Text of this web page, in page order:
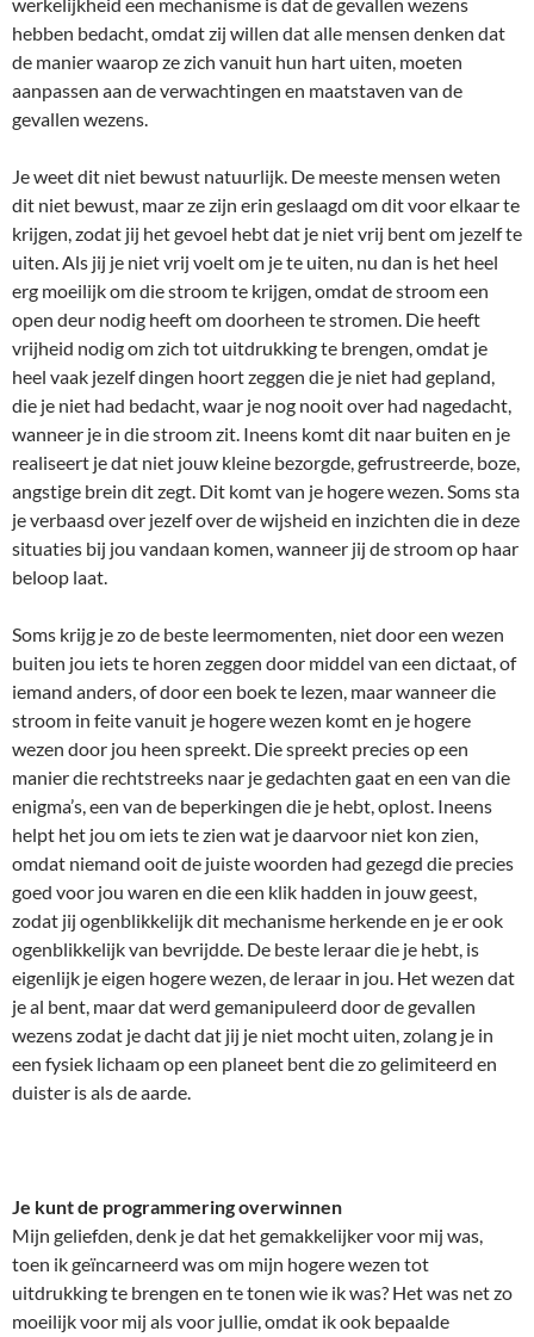
hebben bedacht, omdat zij willen dat alle mensen denken dat
de manier waarop ze zich vanuit hun hart uiten, moeten
aanpassen aan de verwachtingen en maatstaven van de
gevallen wezens.
Je weet dit niet bewust natuurlijk. De meeste mensen weten
dit niet bewust, maar ze zijn erin geslaagd om dit voor elkaar te
krijgen, zodat jij het gevoel hebt dat je niet vrij bent om jezelf te
uiten. Als jij je niet vrij voelt om je te uiten, nu dan is het heel
erg moeilijk om die stroom te krijgen, omdat de stroom een
open deur nodig heeft om doorheen te stromen. Die heeft
vrijheid nodig om zich tot uitdrukking te brengen, omdat je
heel vaak jezelf dingen hoort zeggen die je niet had gepland,
die je niet had bedacht, waar je nog nooit over had nagedacht,
wanneer je in die stroom zit. Ineens komt dit naar buiten en je
realiseert je dat niet jouw kleine bezorgde, gefrustreerde, boze,
angstige brein dit zegt. Dit komt van je hogere wezen. Soms sta
je verbaasd over jezelf over de wijsheid en inzichten die in deze
situaties bij jou vandaan komen, wanneer jij de stroom op haar
beloop laat.
Soms krijg je zo de beste leermomenten, niet door een wezen
buiten jou iets te horen zeggen door middel van een dictaat, of
iemand anders, of door een boek te lezen, maar wanneer die
stroom in feite vanuit je hogere wezen komt en je hogere
wezen door jou heen spreekt. Die spreekt precies op een
manier die rechtstreeks naar je gedachten gaat en een van die
enigma’s, een van de beperkingen die je hebt, oplost. Ineens
helpt het jou om iets te zien wat je daarvoor niet kon zien,
omdat niemand ooit de juiste woorden had gezegd die precies
goed voor jou waren en die een klik hadden in jouw geest,
zodat jij ogenblikkelijk dit mechanisme herkende en je er ook
ogenblikkelijk van bevrijdde. De beste leraar die je hebt, is
eigenlijk je eigen hogere wezen, de leraar in jou. Het wezen dat
je al bent, maar dat werd gemanipuleerd door de gevallen
wezens zodat je dacht dat jij je niet mocht uiten, zolang je in
een fysiek lichaam op een planeet bent die zo gelimiteerd en
duister is als de aarde.
Je kunt de programmering overwinnen
Mijn geliefden, denk je dat het gemakkelijker voor mij was,
toen ik geïncarneerd was om mijn hogere wezen tot
uitdrukking te brengen en te tonen wie ik was? Het was net zo
moeilijk voor mij als voor jullie, omdat ik ook bepaalde